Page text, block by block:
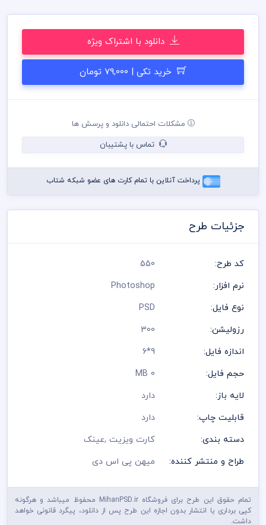
دانلود با اشتراک ویژه
خرید تکی | 79,000 تومان
مشکلات احتمالی دانلود و پرسش ها
تماس با پشتیبان
پرداخت آنلاین با تمام کارت های عضو شبکه شتاب
جزئیات طرح
کد طرح:
550
نرم افزار:
Photoshop
نوع فایل:
PSD
رزولیشن:
300
اندازه فایل:
9*6
حجم فایل:
0 MB
لایه باز:
دارد
قابلیت چاپ:
دارد
دسته بندی:
کارت ویزیت,عینک
طراح و منتشر کننده:
میهن پی اس دی
تمام حقوق این طرح برای فروشگاه MihanPSD.ir محفوظ میباشد و هرگونه
کپی برداری یا انتشار بدون اجازه این طرح پس از دانلود، پیگرد قانونی خواهد
داشت.
شما می توانید چاپ کارت ویزیت های موجود در وب سایت میهن پی
اس دی را نزد چاپحانه مجموعه چاپ و در سراسر کشور دریافت نمائید
برای دانلود کارت ویزیت و طرح لایه باز به صورت به صرفه می توانید از
بسته های اشتراک ویژه استفاده نمائید و کارت ویزیت رایگان دانلود
قیل از چاپ و استفاده کارت ویزیت رعایت مواردی نظیر غلط املایی،
در طراحی کارت ویزیت از لوگو و نشان های تجاری نمادین استفاده
شده است و مسئولیت استفاده از همان لوگو به عهده خریدار می